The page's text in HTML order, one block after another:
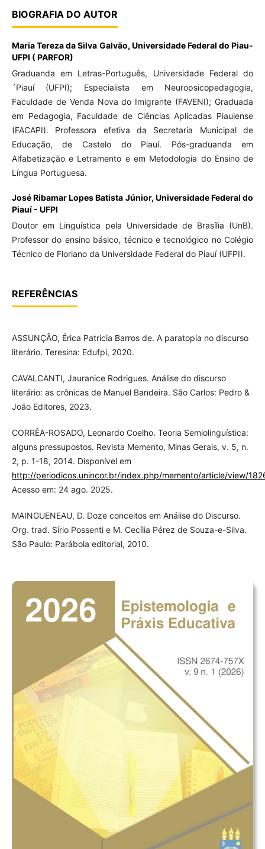
BIOGRAFIA DO AUTOR
Maria Tereza da Silva Galvão, Universidade Federal do Piau-
UFPI ( PARFOR)
Graduanda em Letras-Português, Universidade Federal do
´Piauí (UFPI); Especialista em Neuropsicopedagogia,
Faculdade de Venda Nova do Imigrante (FAVENI); Graduada
em Pedagogia, Faculdade de Ciências Aplicadas Piauiense
(FACAPI). Professora efetiva da Secretaria Municipal de
Educação, de Castelo do Piauí. Pós-graduanda em
Alfabetização e Letramento e em Metodologia do Ensino de
Língua Portuguesa.
José Ribamar Lopes Batista Júnior, Universidade Federal do
Piauí - UFPI
Doutor em Linguística pela Universidade de Brasília (UnB).
Professor do ensino básico, técnico e tecnológico no Colégio
Técnico de Floriano da Universidade Federal do Piauí (UFPI).
REFERÊNCIAS
ASSUNÇÃO, Érica Patricia Barros de. A paratopia no discurso
literário. Teresina: Edufpi, 2020.
CAVALCANTI, Jauranice Rodrigues. Análise do discurso
literário: as crônicas de Manuel Bandeira. São Carlos: Pedro &
João Editores, 2023.
CORRÊA-ROSADO, Leonardo Coelho. Teoria Semiolinguística:
alguns pressupostos. Revista Memento, Minas Gerais, v. 5, n.
2, p. 1-18, 2014. Disponível em
http://periodicos.unincor.br/index.php/memento/article/view/
Acesso em: 24 ago. 2025.
MAINGUENEAU, D. Doze conceitos em Análise do Discurso.
Org. trad. Sírio Possenti e M. Cecília Pérez de Souza-e-Silva.
São Paulo: Parábola editorial, 2010.